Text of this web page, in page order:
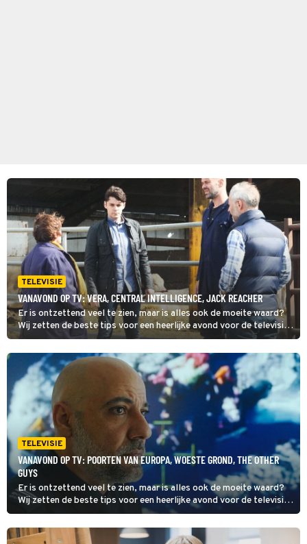
TELEVISIE
VANAVOND OP TV: VERA, CENTRAL INTELLIGENCE, JACK REACHER
Er is ontzettend veel te zien, maar is alles ook de moeite waard?
Wij zetten de beste tips voor een heerlijke avond voor de televisie
op een rij. Dit zijn de kijktips voor donderdag 6 augustus 2026.
Toch nog verder kijken, check dan onze primetime gids voor het
totale overzicht van wat er vanavond op tv is.
TELEVISIE
VANAVOND OP TV: POORTEN VAN EUROPA, WOESTE GROND, THE OTHER
GUYS
Er is ontzettend veel te zien, maar is alles ook de moeite waard?
Wij zetten de beste tips voor een heerlijke avond voor de televisie
op een rij. Dit zijn de kijktips voor woensdag 5 augustus 2026.
Toch nog verder kijken, check dan onze primetime gids voor het
totale overzicht van wat er vanavond op tv is.